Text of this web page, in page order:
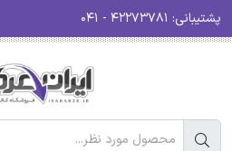
پشتیبانی: